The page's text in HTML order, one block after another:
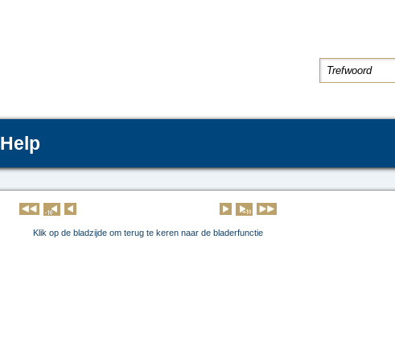
Help
Klik op de bladzijde om terug te keren naar de bladerfunctie